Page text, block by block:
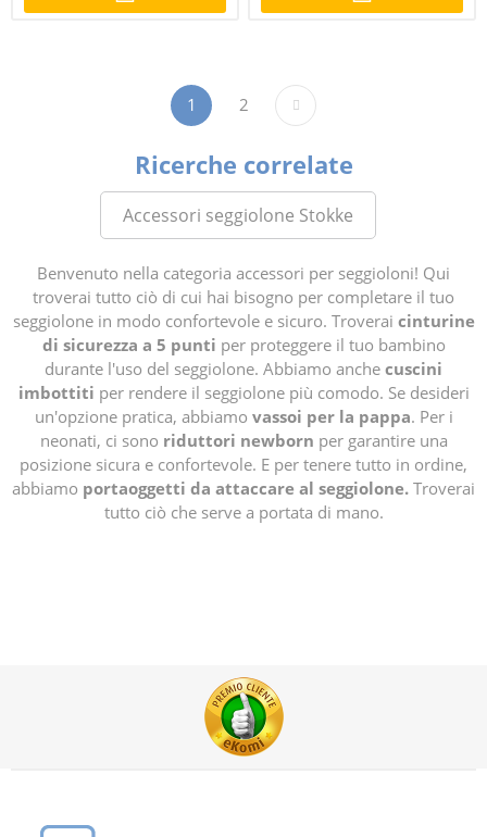
1 2
Ricerche correlate
Accessori seggiolone Stokke
Benvenuto nella categoria accessori per seggioloni! Qui
troverai tutto ciò di cui hai bisogno per completare il tuo
seggiolone in modo confortevole e sicuro. Troverai cinturine
di sicurezza a 5 punti per proteggere il tuo bambino
durante l'uso del seggiolone. Abbiamo anche cuscini
imbottiti per rendere il seggiolone più comodo. Se desideri
un'opzione pratica, abbiamo vassoi per la pappa. Per i
neonati, ci sono riduttori newborn per garantire una
posizione sicura e confortevole. E per tenere tutto in ordine,
abbiamo portaoggetti da attaccare al seggiolone. Troverai
tutto ciò che serve a portata di mano.